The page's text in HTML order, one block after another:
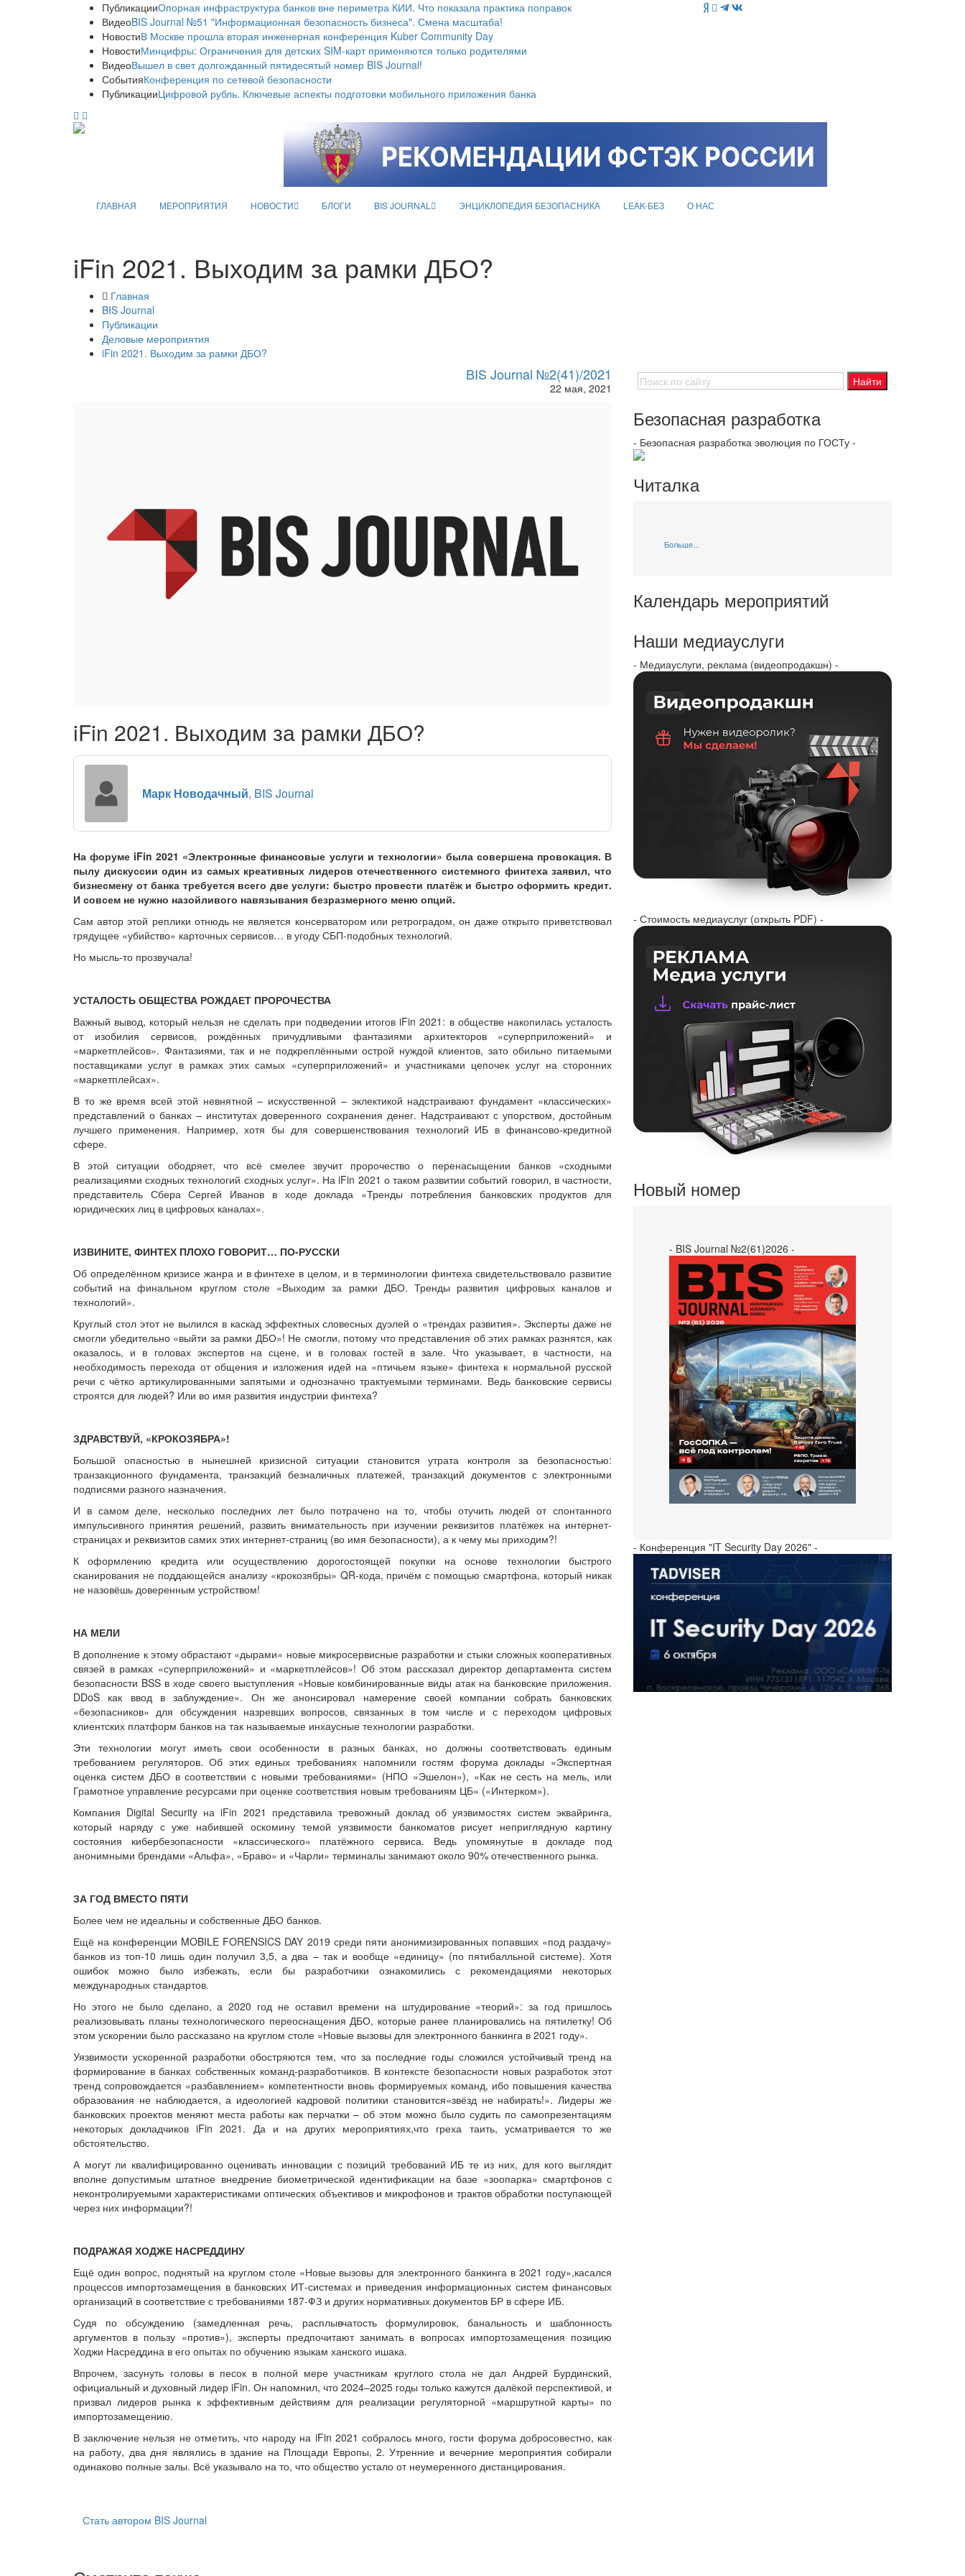
ПубликацииОпорная инфраструктура банков вне периметра КИИ. Что показала практика поправок
ВидеоBIS Journal №51 "Информационная безопасность бизнеса". Смена масштаба!
НовостиВ Москве прошла вторая инженерная конференция Kuber Community Day
НовостиМинцифры: Ограничения для детских SIM-карт применяются только родителями
ВидеоВышел в свет долгожданный пятидесятый номер BIS Journal!
СобытияКонференция по сетевой безопасности
ПубликацииЦифровой рубль. Ключевые аспекты подготовки мобильного приложения банка
ГЛАВНАЯ МЕРОПРИЯТИЯ НОВОСТИ БЛОГИ BIS JOURNAL ЭНЦИКЛОПЕДИЯ БЕЗОПАСНИКА LEAK-БЕЗ О НАС
iFin 2021. Выходим за рамки ДБО?
Главная
BIS Journal
Публикации
Деловые мероприятия
iFin 2021. Выходим за рамки ДБО?
BIS Journal №2(41)/2021
22 мая, 2021
iFin 2021. Выходим за рамки ДБО?
Марк Новодачный, BIS Journal
На форуме iFin 2021 «Электронные финансовые услуги и технологии» была совершена провокация. В
пылу дискуссии один из самых креативных лидеров отечественного системного финтеха заявил, что
бизнесмену от банка требуется всего две услуги: быстро провести платёж и быстро оформить кредит.
И совсем не нужно назойливого навязывания безразмерного меню опций.
Сам автор этой реплики отнюдь не является консерватором или ретроградом, он даже открыто приветствовал
грядущее «убийство» карточных сервисов… в угоду СБП-подобных технологий.
Но мысль-то прозвучала!
УСТАЛОСТЬ ОБЩЕСТВА РОЖДАЕТ ПРОРОЧЕСТВА
Важный вывод, который нельзя не сделать при подведении итогов iFin 2021: в обществе накопилась усталость
от изобилия сервисов, рождённых причудливыми фантазиями архитекторов «суперприложений» и
«маркетплейсов». Фантазиями, так и не подкреплёнными острой нуждой клиентов, зато обильно питаемыми
поставщиками услуг в рамках этих самых «суперприложений» и участниками цепочек услуг на сторонних
«маркетплейсах».
В то же время всей этой невнятной – искусственной – эклектикой надстраивают фундамент «классических»
представлений о банках – институтах доверенного сохранения денег. Надстраивают с упорством, достойным
лучшего применения. Например, хотя бы для совершенствования технологий ИБ в финансово-кредитной
сфере.
В этой ситуации ободряет, что всё смелее звучит пророчество о перенасыщении банков «сходными
реализациями сходных технологий сходных услуг». На iFin 2021 о таком развитии событий говорил, в частности,
представитель Сбера Сергей Иванов в ходе доклада «Тренды потребления банковских продуктов для
юридических лиц в цифровых каналах».
ИЗВИНИТЕ, ФИНТЕХ ПЛОХО ГОВОРИТ… ПО-РУССКИ
Об определённом кризисе жанра и в финтехе в целом, и в терминологии финтеха свидетельствовало развитие
событий на финальном круглом столе «Выходим за рамки ДБО. Тренды развития цифровых каналов и
технологий».
Круглый стол этот не вылился в каскад эффектных словесных дуэлей о «трендах развития». Эксперты даже не
смогли убедительно «выйти за рамки ДБО»! Не смогли, потому что представления об этих рамках разнятся, как
оказалось, и в головах экспертов на сцене, и в головах гостей в зале. Что указывает, в частности, на
необходимость перехода от общения и изложения идей на «птичьем языке» финтеха к нормальной русской
речи с чётко артикулированными запятыми и однозначно трактуемыми терминами. Ведь банковские сервисы
строятся для людей? Или во имя развития индустрии финтеха?
ЗДРАВСТВУЙ, «КРОКОЗЯБРА»!
Большой опасностью в нынешней кризисной ситуации становится утрата контроля за безопасностью:
транзакционного фундамента, транзакций безналичных платежей, транзакций документов с электронными
подписями разного назначения.
И в самом деле, несколько последних лет было потрачено на то, чтобы отучить людей от спонтанного
импульсивного принятия решений, развить внимательность при изучении реквизитов платёжек на интернет-
страницах и реквизитов самих этих интернет-страниц (во имя безопасности), а к чему мы приходим?!
К оформлению кредита или осуществлению дорогостоящей покупки на основе технологии быстрого
сканирования не поддающейся анализу «крокозябры» QR-кода, причём с помощью смартфона, который никак
не назовёшь доверенным устройством!
НА МЕЛИ
В дополнение к этому обрастают «дырами» новые микросервисные разработки и стыки сложных кооперативных
связей в рамках «суперприложений» и «маркетплейсов»! Об этом рассказал директор департамента систем
безопасности BSS в ходе своего выступления «Новые комбинированные виды атак на банковские приложения.
DDoS как ввод в заблуждение». Он же анонсировал намерение своей компании собрать банковских
«безопасников» для обсуждения назревших вопросов, связанных в том числе и с переходом цифровых
клиентских платформ банков на так называемые инхаусные технологии разработки.
Эти технологии могут иметь свои особенности в разных банках, но должны соответствовать единым
требованием регуляторов. Об этих единых требованиях напомнили гостям форума доклады «Экспертная
оценка систем ДБО в соответствии с новыми требованиями» (НПО «Эшелон»), «Как не сесть на мель, или
Грамотное управление ресурсами при оценке соответствия новым требованиям ЦБ» («Интерком»).
Компания Digital Security на iFin 2021 представила тревожный доклад об уязвимостях систем эквайринга,
который наряду с уже набившей оскомину темой уязвимости банкоматов рисует неприглядную картину
состояния кибербезопасности «классического» платёжного сервиса. Ведь упомянутые в докладе под
анонимными брендами «Альфа», «Браво» и «Чарли» терминалы занимают около 90% отечественного рынка.
ЗА ГОД ВМЕСТО ПЯТИ
Более чем не идеальны и собственные ДБО банков.
Ещё на конференции MOBILE FORENSICS DAY 2019 среди пяти анонимизированных попавших «под раздачу»
банков из топ-10 лишь один получил 3,5, а два – так и вообще «единицу» (по пятибалльной системе). Хотя
ошибок можно было избежать, если бы разработчики ознакомились с рекомендациями некоторых
международных стандартов.
Но этого не было сделано, а 2020 год не оставил времени на штудирование «теорий»: за год пришлось
реализовывать планы технологического переоснащения ДБО, которые ранее планировались на пятилетку! Об
этом ускорении было рассказано на круглом столе «Новые вызовы для электронного банкинга в 2021 году».
Уязвимости ускоренной разработки обостряются тем, что за последние годы сложился устойчивый тренд на
формирование в банках собственных команд-разработчиков. В контексте безопасности новых разработок этот
тренд сопровождается «разбавлением» компетентности вновь формируемых команд, ибо повышения качества
образования не наблюдается, а идеологией кадровой политики становится«звёзд не набирать!». Лидеры же
банковских проектов меняют места работы как перчатки – об этом можно было судить по самопрезентациям
некоторых докладчиков iFin 2021. Да и на других мероприятиях,что греха таить, усматривается то же
обстоятельство.
А могут ли квалифицированно оценивать инновации с позиций требований ИБ те из них, для кого выглядит
вполне допустимым штатное внедрение биометрической идентификации на базе «зоопарка» смартфонов с
неконтролируемыми характеристиками оптических объективов и микрофонов и трактов обработки поступающей
через них информации?!
ПОДРАЖАЯ ХОДЖЕ НАСРЕДДИНУ
Ещё один вопрос, поднятый на круглом столе «Новые вызовы для электронного банкинга в 2021 году»,касался
процессов импортозамещения в банковских ИТ-системах и приведения информационных систем финансовых
организаций в соответствие с требованиями 187-ФЗ и других нормативных документов БР в сфере ИБ.
Судя по обсуждению (замедленная речь, расплывчатость формулировок, банальность и шаблонность
аргументов в пользу «против»), эксперты предпочитают занимать в вопросах импортозамещения позицию
Ходжи Насреддина в его опытах по обучению языкам ханского ишака.
Впрочем, засунуть головы в песок в полной мере участникам круглого стола не дал Андрей Бурдинский,
официальный и духовный лидер iFin. Он напомнил, что 2024–2025 годы только кажутся далёкой перспективой, и
призвал лидеров рынка к эффективным действиям для реализации регуляторной «маршрутной карты» по
импортозамещению.
В заключение нельзя не отметить, что народу на iFin 2021 собралось много, гости форума добросовестно, как
на работу, два дня являлись в здание на Площади Европы, 2. Утренние и вечерние мероприятия собирали
одинаково полные залы. Всё указывало на то, что общество устало от неумеренного дистанцирования.
Стать автором BIS Journal
Безопасная разработка
- Безопасная разработка эволюция по ГОСТу -
Читалка
Больше...
Календарь мероприятий
Наши медиауслуги
- Медиауслуги, реклама (видеопродакшн) -
- Стоимость медиауслуг (открыть PDF) -
Новый номер
- BIS Journal №2(61)2026 -
- Конференция "IT Security Day 2026" -